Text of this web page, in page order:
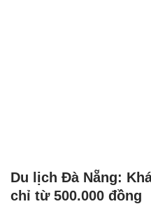
Du lịch Đà Nẵng:
chỉ từ 500.000 đồng